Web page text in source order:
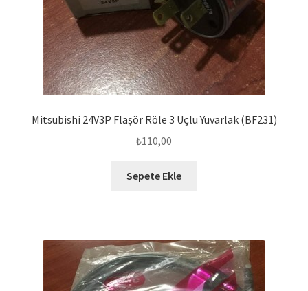
Mitsubishi 24V3P Flaşör Röle 3 Uçlu Yuvarlak (BF231)
₺110,00
Sepete Ekle